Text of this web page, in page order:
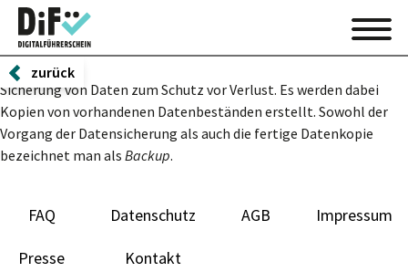
zurück
Sicherung von Daten zum Schutz vor Verlust. Es werden dabei
Kopien von vorhandenen Datenbeständen erstellt. Sowohl der
Vorgang der Datensicherung als auch die fertige Datenkopie
bezeichnet man als Backup.
FAQ Datenschutz AGB Impressum
Presse Kontakt